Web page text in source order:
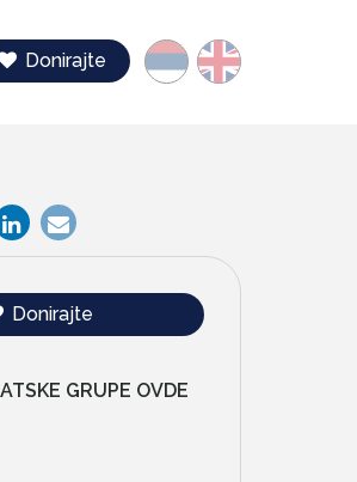
Jezik
Donirajte
Donirajte
GRUPE OVDE